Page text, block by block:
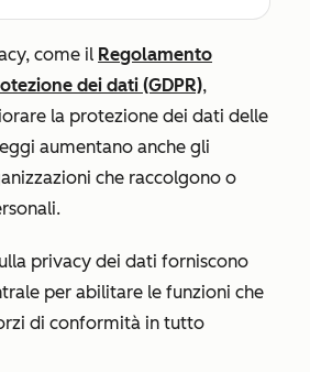
come il Regolamento
dei dati (GDPR),
la protezione dei dati delle
aumentano anche gli
che raccolgono o
privacy dei dati forniscono
per abilitare le funzioni che
di conformità in tutto